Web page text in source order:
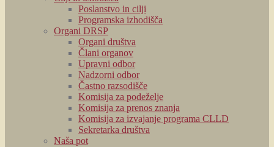
Poslanstvo in cilji
Programska izhodišča
Organi DRSP
Organi društva
Člani organov
Upravni odbor
Nadzorni odbor
Častno razsodišče
Komisija za podeželje
Komisija za prenos znanja
Komisija za izvajanje programa CLLD
Sekretarka društva
Naša pot